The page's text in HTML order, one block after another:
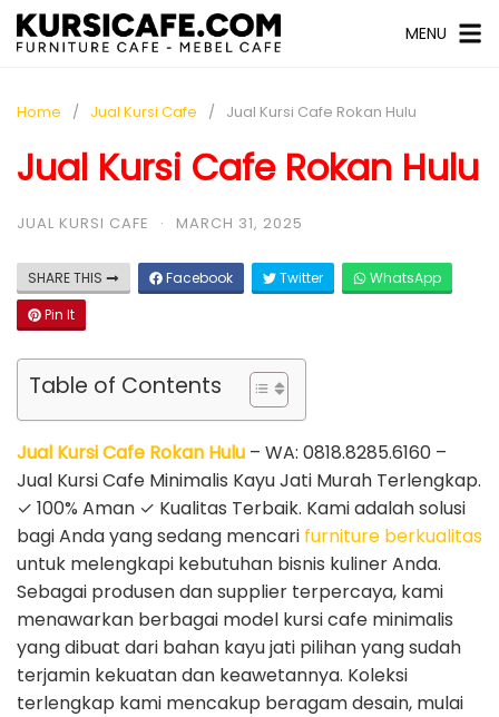
MENU
Home Jual Kursi Cafe Jual Kursi Cafe Rokan Hulu
Jual Kursi Cafe Rokan Hulu
JUAL KURSI CAFE · MARCH 31, 2025
SHARE THIS Facebook Twitter
WhatsApp
Pin It
Table of Contents
Jual Kursi Cafe Rokan Hulu – WA: 0818.8285.6160 –
Jual Kursi Cafe Minimalis Kayu Jati Murah Terlengkap.
✓ 100% Aman ✓ Kualitas Terbaik. Kami adalah solusi
bagi Anda yang sedang mencari furniture berkualitas
untuk melengkapi kebutuhan bisnis kuliner Anda.
Sebagai produsen dan supplier terpercaya, kami
menawarkan berbagai model kursi cafe minimalis
yang dibuat dari bahan kayu jati pilihan yang sudah
terjamin kekuatan dan keawetannya. Koleksi
terlengkap kami mencakup beragam desain, mulai